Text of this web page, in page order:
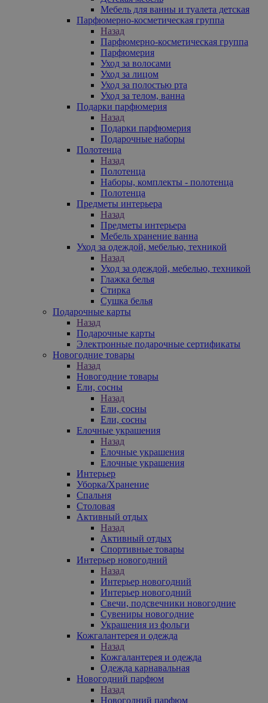
Мебель для ванны и туалета детская
Парфюмерно-косметическая группа
Назад
Парфюмерно-косметическая группа
Парфюмерия
Уход за волосами
Уход за лицом
Уход за полостью рта
Уход за телом, ванна
Подарки парфюмерия
Назад
Подарки парфюмерия
Подарочные наборы
Полотенца
Назад
Полотенца
Наборы, комплекты - полотенца
Полотенца
Предметы интерьера
Назад
Предметы интерьера
Мебель хранение ванна
Уход за одеждой, мебелью, техникой
Назад
Уход за одеждой, мебелью, техникой
Глажка белья
Стирка
Сушка белья
Подарочные карты
Назад
Подарочные карты
Электронные подарочные сертификаты
Новогодние товары
Назад
Новогодние товары
Ели, сосны
Назад
Ели, сосны
Ели, сосны
Елочные украшения
Назад
Елочные украшения
Елочные украшения
Интерьер
Уборка/Хранение
Спальня
Столовая
Активный отдых
Назад
Активный отдых
Спортивные товары
Интерьер новогодний
Назад
Интерьер новогодний
Интерьер новогодний
Свечи, подсвечники новогодние
Сувениры новогодние
Украшения из фольги
Кожгалантерея и одежда
Назад
Кожгалантерея и одежда
Одежда карнавальная
Новогодний парфюм
Назад
Новогодний парфюм